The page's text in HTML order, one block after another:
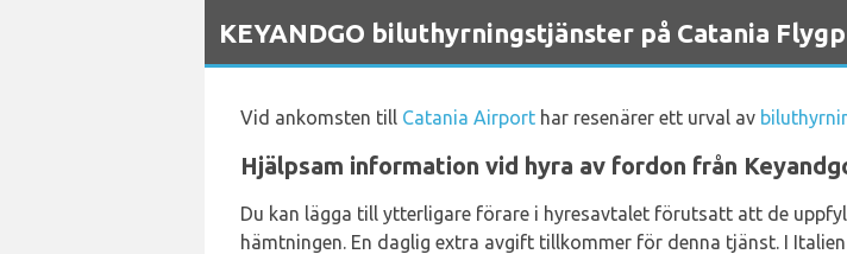
KEYANDGO biluthyrningstjänster på Catania
Vid ankomsten till Catania Airport har resenärer ett urval av
Hjälpsam information vid hyra av fordon från
Du kan lägga till ytterligare förare i hyresavtalet förutsatt att de
hämtningen. En daglig extra avgift tillkommer för denna tjänst. I